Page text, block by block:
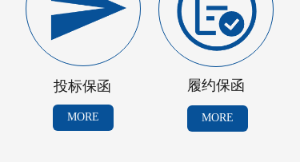
投标保函 履约保函
MORE MORE